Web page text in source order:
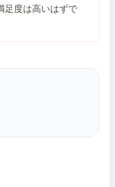
度は高いはずで